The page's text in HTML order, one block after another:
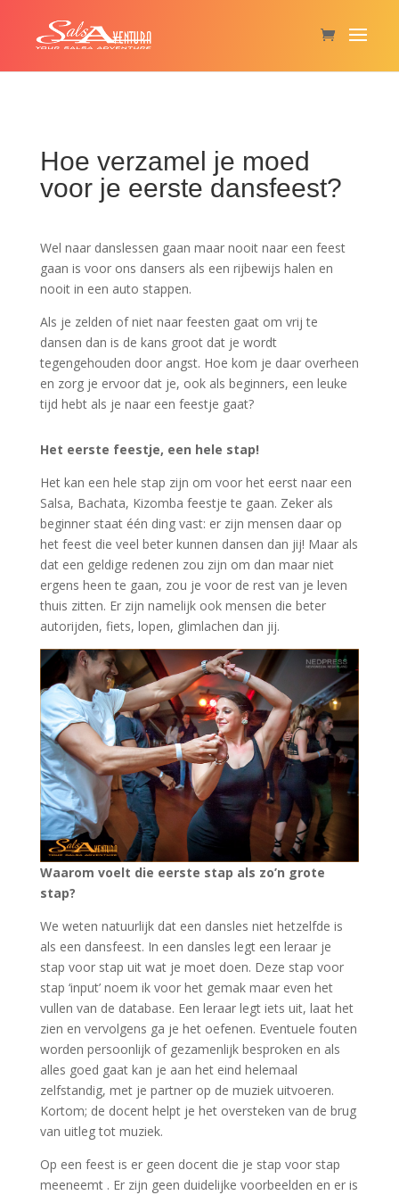
Hoe verzamel je moed
voor je eerste dansfeest?
Wel naar danslessen gaan maar nooit naar een feest
gaan is voor ons dansers als een rijbewijs halen en
nooit in een auto stappen.
Als je zelden of niet naar feesten gaat om vrij te
dansen dan is de kans groot dat je wordt
tegengehouden door angst. Hoe kom je daar overheen
en zorg je ervoor dat je, ook als beginners, een leuke
tijd hebt als je naar een feestje gaat?
Het eerste feestje, een hele stap!
Het kan een hele stap zijn om voor het eerst naar een
Salsa, Bachata, Kizomba feestje te gaan. Zeker als
beginner staat één ding vast: er zijn mensen daar op
het feest die veel beter kunnen dansen dan jij! Maar als
dat een geldige redenen zou zijn om dan maar niet
ergens heen te gaan, zou je voor de rest van je leven
thuis zitten. Er zijn namelijk ook mensen die beter
autorijden, fiets, lopen, glimlachen dan jij.
Waarom voelt die eerste stap als zo’n grote
stap?
We weten natuurlijk dat een dansles niet hetzelfde is
als een dansfeest. In een dansles legt een leraar je
stap voor stap uit wat je moet doen. Deze stap voor
stap ‘input’ noem ik voor het gemak maar even het
vullen van de database. Een leraar legt iets uit, laat het
zien en vervolgens ga je het oefenen. Eventuele fouten
worden persoonlijk of gezamenlijk besproken en als
alles goed gaat kan je aan het eind helemaal
zelfstandig, met je partner op de muziek uitvoeren.
Kortom; de docent helpt je het oversteken van de brug
van uitleg tot muziek.
Op een feest is er geen docent die je stap voor stap
meeneemt . Er zijn geen duidelijke voorbeelden en er is